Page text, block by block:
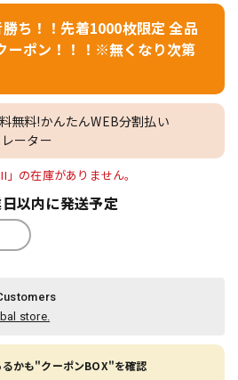
ち！！先着1000枚限定 全品
ーポン！！！※無くなり次第
無料!かんたんWEB分割払い
レーター
」の在庫がありません。
以内に発送予定
store.
かも"クーポンBOX"を確認